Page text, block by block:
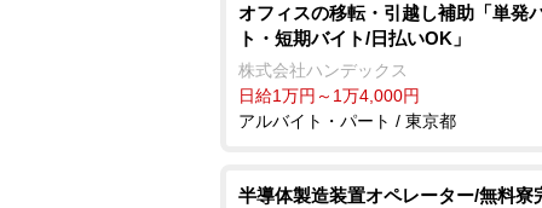
オフィスの移転・引越し補助「単発
ト・短期バイト/日払いOK」
株式会社ハンデックス
日給1万円～1万4,000円
アルバイト・パート / 東京都
半導体製造装置オペレーター/無料寮